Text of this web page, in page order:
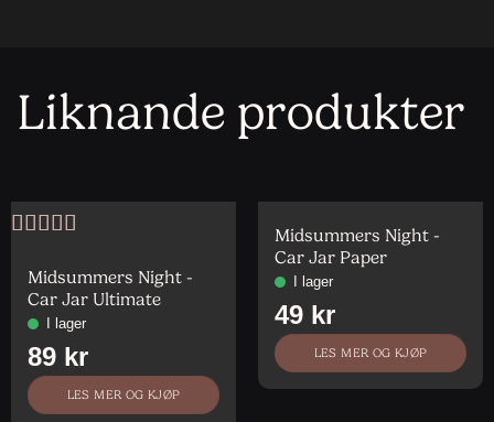
Liknande produkter
Midsummers Night -
Car Jar Ultimate
LES MER OG KJØP
Midsummers Night -
Car Jar Paper
LES MER OG KJØP